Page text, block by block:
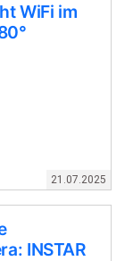
21.07.2025
WiFi im
INSTAR